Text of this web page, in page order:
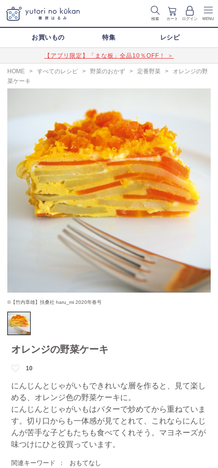
検索 カート ログイン MENU
お買いもの 特集 レシピ
【アプリ限定】「まな板」全品10％OFF！ ＞
HOME > すべてのレシピ > 野菜のおかず > 定番野菜 >
オレンジの野
菜ケーキ
©【竹内章雄】扶桑社 haru_mi 2020年春号
オレンジの野菜ケーキ
10
にんじんとじゃがいもできれいな層を作ると、見て楽し
める、オレンジ色の野菜ケーキに。
にんじんとじゃがいもはバターで炒めてから重ねていま
す。切り口からも一体感が見てとれて、これならにんじ
んが苦手な子どもたちも食べてくれそう。マヨネーズが
味つけにひと役買っています。
関連キーワード
おもてなし